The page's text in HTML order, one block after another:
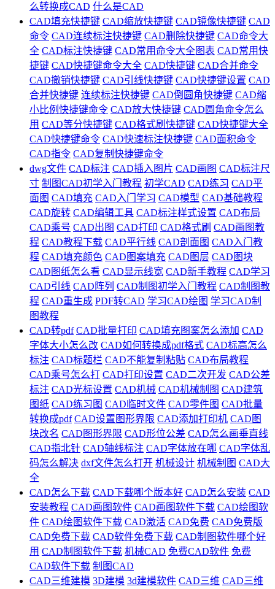
么转换成CAD 什么是CAD
CAD填充快捷键 CAD缩放快捷键 CAD镜像快捷键 CAD
命令 CAD连续标注快捷键 CAD删除快捷键 CAD命令大
全 CAD标注快捷键 CAD常用命令大全图表 CAD常用快
捷键 CAD快捷键命令大全 CAD快捷键 CAD合并命令
CAD撤销快捷键 CAD引线快捷键 CAD快捷键设置 CAD
合并快捷键 连续标注快捷键 CAD倒圆角快捷键 CAD缩
小比例快捷键命令 CAD放大快捷键 CAD圆角命令怎么
用 CAD等分快捷键 CAD格式刷快捷键 CAD快捷键大全
CAD快捷键命令 CAD快速标注快捷键 CAD面积命令
CAD指令 CAD复制快捷键命令
dwg文件 CAD标注 CAD插入图片 CAD画图 CAD标注尺
寸 制图CAD初学入门教程 初学CAD CAD练习 CAD平
面图 CAD填充 CAD入门学习 CAD模型 CAD基础教程
CAD旋转 CAD编辑工具 CAD标注样式设置 CAD布局
CAD乘号 CAD出图 CAD打印 CAD格式刷 CAD画图教
程 CAD教程下载 CAD平行线 CAD剖面图 CAD入门教
程 CAD填充颜色 CAD图案填充 CAD图层 CAD图块
CAD图纸怎么看 CAD显示线宽 CAD新手教程 CAD学习
CAD引线 CAD阵列 CAD制图初学入门教程 CAD制图教
程 CAD重生成 PDF转CAD 学习CAD绘图 学习CAD制
图教程
CAD转pdf CAD批量打印 CAD填充图案怎么添加 CAD
字体大小怎么改 CAD如何转换成pdf格式 CAD标高怎么
标注 CAD标题栏 CAD不能复制粘贴 CAD布局教程
CAD乘号怎么打 CAD打印设置 CAD二次开发 CAD公差
标注 CAD光标设置 CAD机械 CAD机械制图 CAD建筑
图纸 CAD练习图 CAD临时文件 CAD零件图 CAD批量
转换成pdf CAD设置图形界限 CAD添加打印机 CAD图
块改名 CAD图形界限 CAD形位公差 CAD怎么画垂直线
CAD指北针 CAD轴线标注 CAD字体放在哪 CAD字体乱
码怎么解决 dxf文件怎么打开 机械设计 机械制图 CAD大
全
CAD怎么下载 CAD下载哪个版本好 CAD怎么安装 CAD
安装教程 CAD画图软件 CAD画图软件下载 CAD绘图软
件 CAD绘图软件下载 CAD激活 CAD免费 CAD免费版
CAD免费下载 CAD软件免费下载 CAD制图软件哪个好
用 CAD制图软件下载 机械CAD 免费CAD软件 免费
CAD软件下载 制图CAD
CAD三维建模 3D建模 3d建模软件 CAD三维 CAD三维